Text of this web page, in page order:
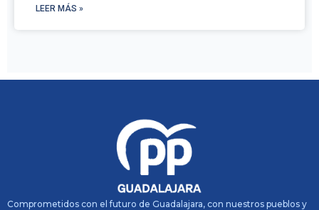
LEER MÁS »
Comprometidos con el futuro de Guadalajara, con nuestros pueblos y